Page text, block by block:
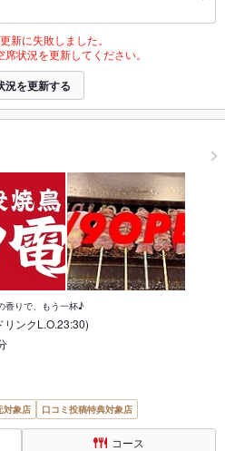
新に失敗しました。
状況を更新してください。
況を更新する
香りで、もう一杯♪
ンクL.O.23:30)
対象店 口コミ投稿特典対象店
コース